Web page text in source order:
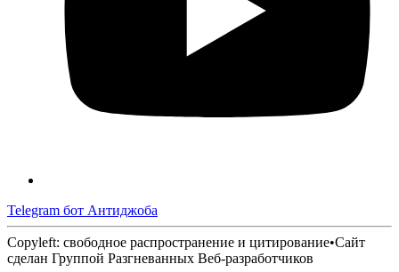
Telegram бот Антиджоба
Copyleft: свободное распространение и цитирование•Сайт
сделан Группой Разгневанных Веб-разработчиков